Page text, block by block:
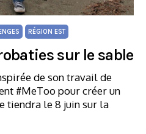
RÉGION EST
sur le sable
de son travail de
#MeToo pour créer un
tiendra le 8 juin sur la